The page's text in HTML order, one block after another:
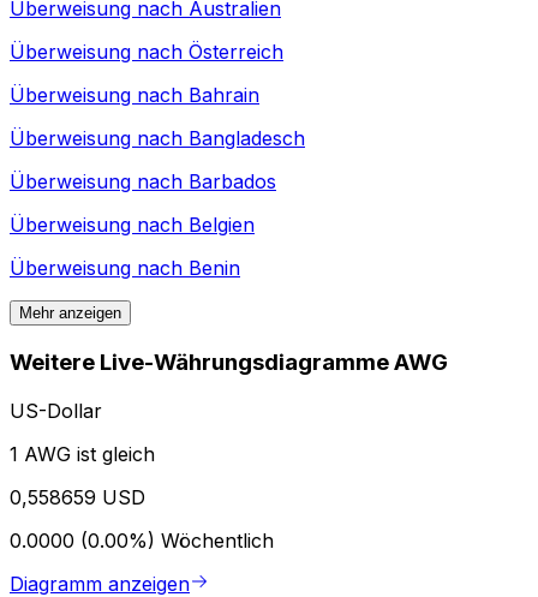
Überweisung nach Australien
Überweisung nach Österreich
Überweisung nach Bahrain
Überweisung nach Bangladesch
Überweisung nach Barbados
Überweisung nach Belgien
Überweisung nach Benin
Mehr anzeigen
Weitere Live-Währungsdiagramme AWG
US-Dollar
1 AWG ist gleich
0,558659 USD
0.0000 (0.00%) Wöchentlich
Diagramm anzeigen